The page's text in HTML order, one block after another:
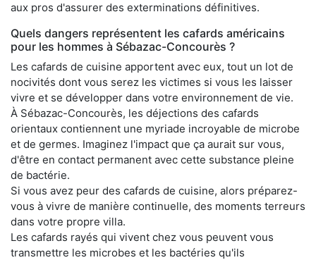
aux pros d'assurer des exterminations définitives.
Quels dangers représentent les cafards américains
pour les hommes à Sébazac-Concourès ?
Les cafards de cuisine apportent avec eux, tout un lot de
nocivités dont vous serez les victimes si vous les laisser
vivre et se développer dans votre environnement de vie.
À Sébazac-Concourès, les déjections des cafards
orientaux contiennent une myriade incroyable de microbe
et de germes. Imaginez l'impact que ça aurait sur vous,
d'être en contact permanent avec cette substance pleine
de bactérie.
Si vous avez peur des cafards de cuisine, alors préparez-
vous à vivre de manière continuelle, des moments terreurs
dans votre propre villa.
Les cafards rayés qui vivent chez vous peuvent vous
transmettre les microbes et les bactéries qu'ils